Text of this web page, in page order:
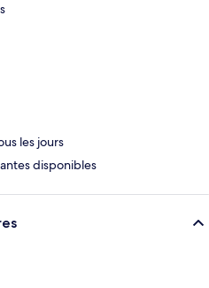
les jours
disponibles